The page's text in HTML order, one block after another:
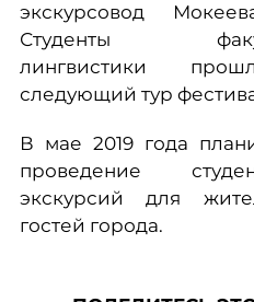
экскурсовод
Студенты
лингвистики
следующий тур
В мае 2019 года
проведение
экскурсий для
гостей города.